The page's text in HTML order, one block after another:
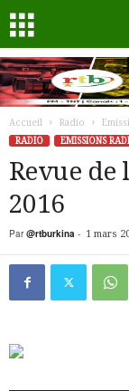
Accueil Radio
RADIO
EMISSIONS
Revue de
2016
Par @rtburkina - 1 mars